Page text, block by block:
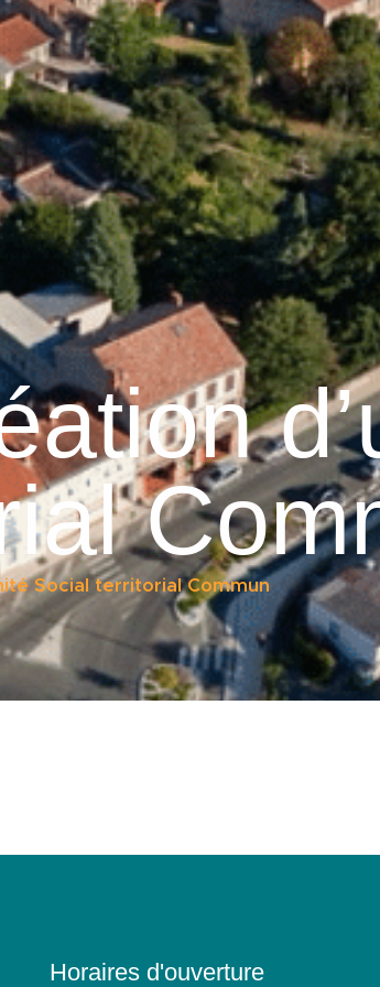
municipale Graulhet au
Social territorial Commun
Horaires d'ouverture